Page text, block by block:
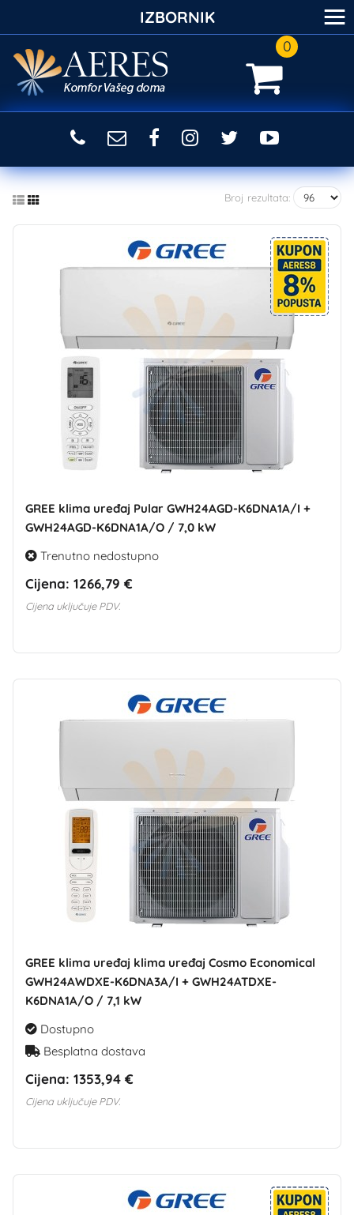
0
Broj rezultata:
GREE klima uređaj Pular GWH24AGD-K6DNA1A/I +
GWH24AGD-K6DNA1A/O / 7,0 kW
Trenutno nedostupno
Cijena: 1266,79 €
Cijena uključuje PDV.
GREE klima uređaj klima uređaj Cosmo Economical
GWH24AWDXE-K6DNA3A/I + GWH24ATDXE-
K6DNA1A/O / 7,1 kW
Dostupno
Besplatna dostava
Cijena: 1353,94 €
Cijena uključuje PDV.
IZBORNIK ≡